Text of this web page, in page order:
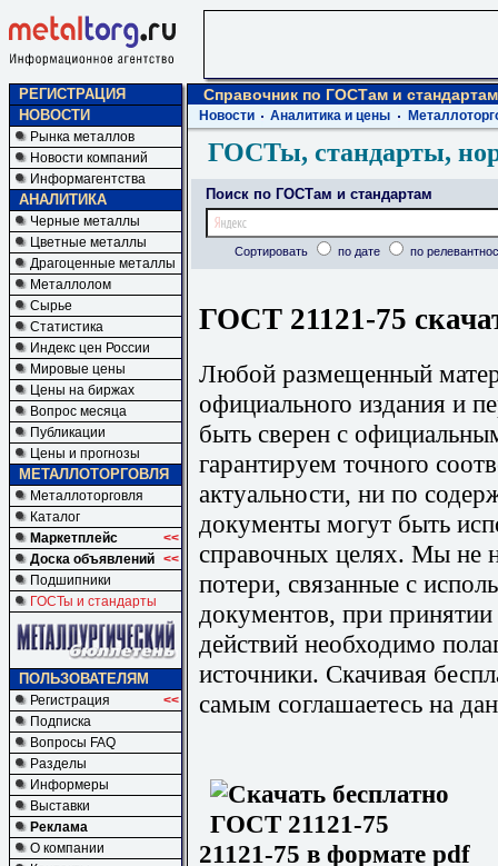
РЕГИСТРАЦИЯ
НОВОСТИ
Рынка металлов
Новости компаний
Информагентства
АНАЛИТИКА
Черные металлы
Цветные металлы
Драгоценные металлы
Металлолом
Сырье
Статистика
Индекс цен России
Мировые цены
Цены на биржах
Вопрос месяца
Публикации
Цены и прогнозы
МЕТАЛЛОТОРГОВЛЯ
Металлоторговля
Каталог
Маркетплейс
<<
Доска объявлений <<
Подшипники
ГОСТы и стандарты
ПОЛЬЗОВАТЕЛЯМ
Регистрация
<<
Подписка
Вопросы FAQ
Разделы
Информеры
Выставки
Реклама
О компании
Справочник по ГОСТам и стандартам
Новости Аналитика и цены
ГОСТы, стандарты,
Поиск по ГОСТам и стандартам
Сортировать по дате по
ГОСТ 21121-75
Любой размещенный
официального издания и
быть сверен с
гарантируем точного
актуальности, ни по
документы могут быть
справочных целях. Мы не
потери, связанные с
документов, при
действий необходимо
источники. Скачивая
самым соглашаетесь на
21121-75 в формате pdf